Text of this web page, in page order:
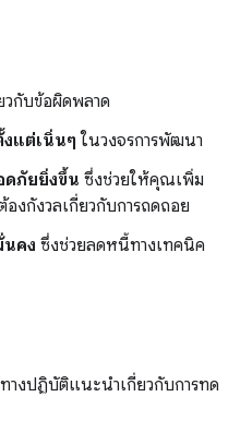
วกับข้อผิดพลาด
งแต่เนิ่นๆ ในวงจรการพัฒนา
ดภัยยิ่งขึ้น ซึ่งช่วยให้คุณเพิ่ม
งกังวลเกี่ยวกับการถดถอย
นคง ซึ่งช่วยลดหนี้ทางเทคนิค
างปฏิบัติแนะนำเกี่ยวกับการทด